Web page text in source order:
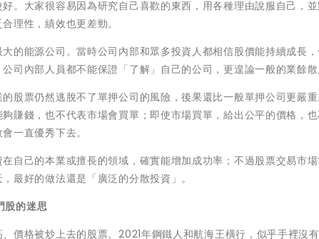
。大家很容易因為研究自己喜歡的東西，用各種理由說服自己，
理性，績效也更差勁。
的能源公司。當時公司內部和眾多投資人都相信股價能持續成長
司內部人員都不能保證「了解」自己的公司，更遑論一般的業餘散
股票仍然逃脫不了單押公司的風險，後果還比一般單押公司更嚴
賺錢，也不代表市場會買單；即使市場買單，給出公平的價格，
一直優秀下去。
自己的本業或擅長的領域，確實能增加成功率；不過股票交易市
最好的做法還是「廣泛的分散投資」。
股的迷思
、價格被炒上去的股票。2021年鋼鐵人和航海王橫行，似乎手裡沒